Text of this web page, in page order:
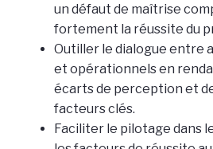
un défaut de maîtrise
fortement la réussite du
Outiller le dialogue entre
et opérationnels en
écarts de perception et
facteurs clés.
Faciliter le pilotage dans